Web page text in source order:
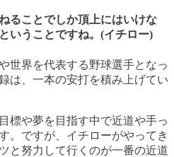
ることでしか頂上にはいけな
いうことですね。(イチロー)
世界を代表する野球選手となっ
は、一本の安打を積み上げてい
標や夢を目指す中で近道や手っ
。ですが、イチローがやってき
と努力して行くのが一番の近道